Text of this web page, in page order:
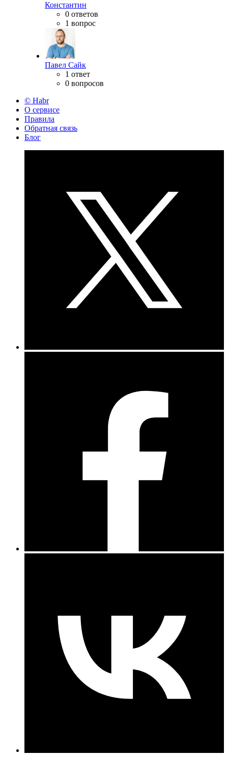
Константин
0 ответов
1 вопрос
Павел Сайк
1 ответ
0 вопросов
© Habr
О сервисе
Правила
Обратная связь
Блог